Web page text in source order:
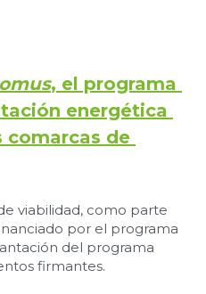
, el programa
energética
comarcas de
viabilidad, como parte
por el programa
del programa
firmantes.